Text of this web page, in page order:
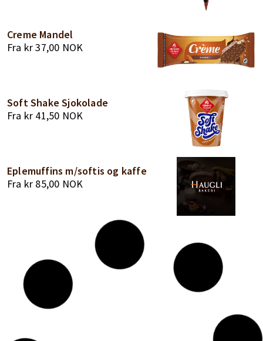
Creme Mandel
Fra kr37,00 NOK
Soft Shake Sjokolade
Fra kr 41,50 NOK
Eplemuffins m/softis og kaffe
Fra kr 85,00 NOK